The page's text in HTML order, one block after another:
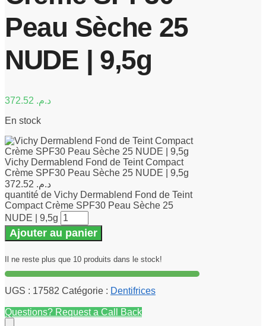
Peau Sèche 25
NUDE | 9,5g
د.م.
En stock
Vichy Dermablend Fond de Teint Compact
Crème SPF30 Peau Sèche 25 NUDE | 9,5g
د.م.
quantité de Vichy Dermablend Fond de Teint
Compact Crème SPF30 Peau Sèche 25
NUDE | 9,5g
Ajouter au panier
Il ne reste plus que 10 produits dans le stock!
UGS : 17582 Catégorie : Dentifrices
Questions? Request a Call Back